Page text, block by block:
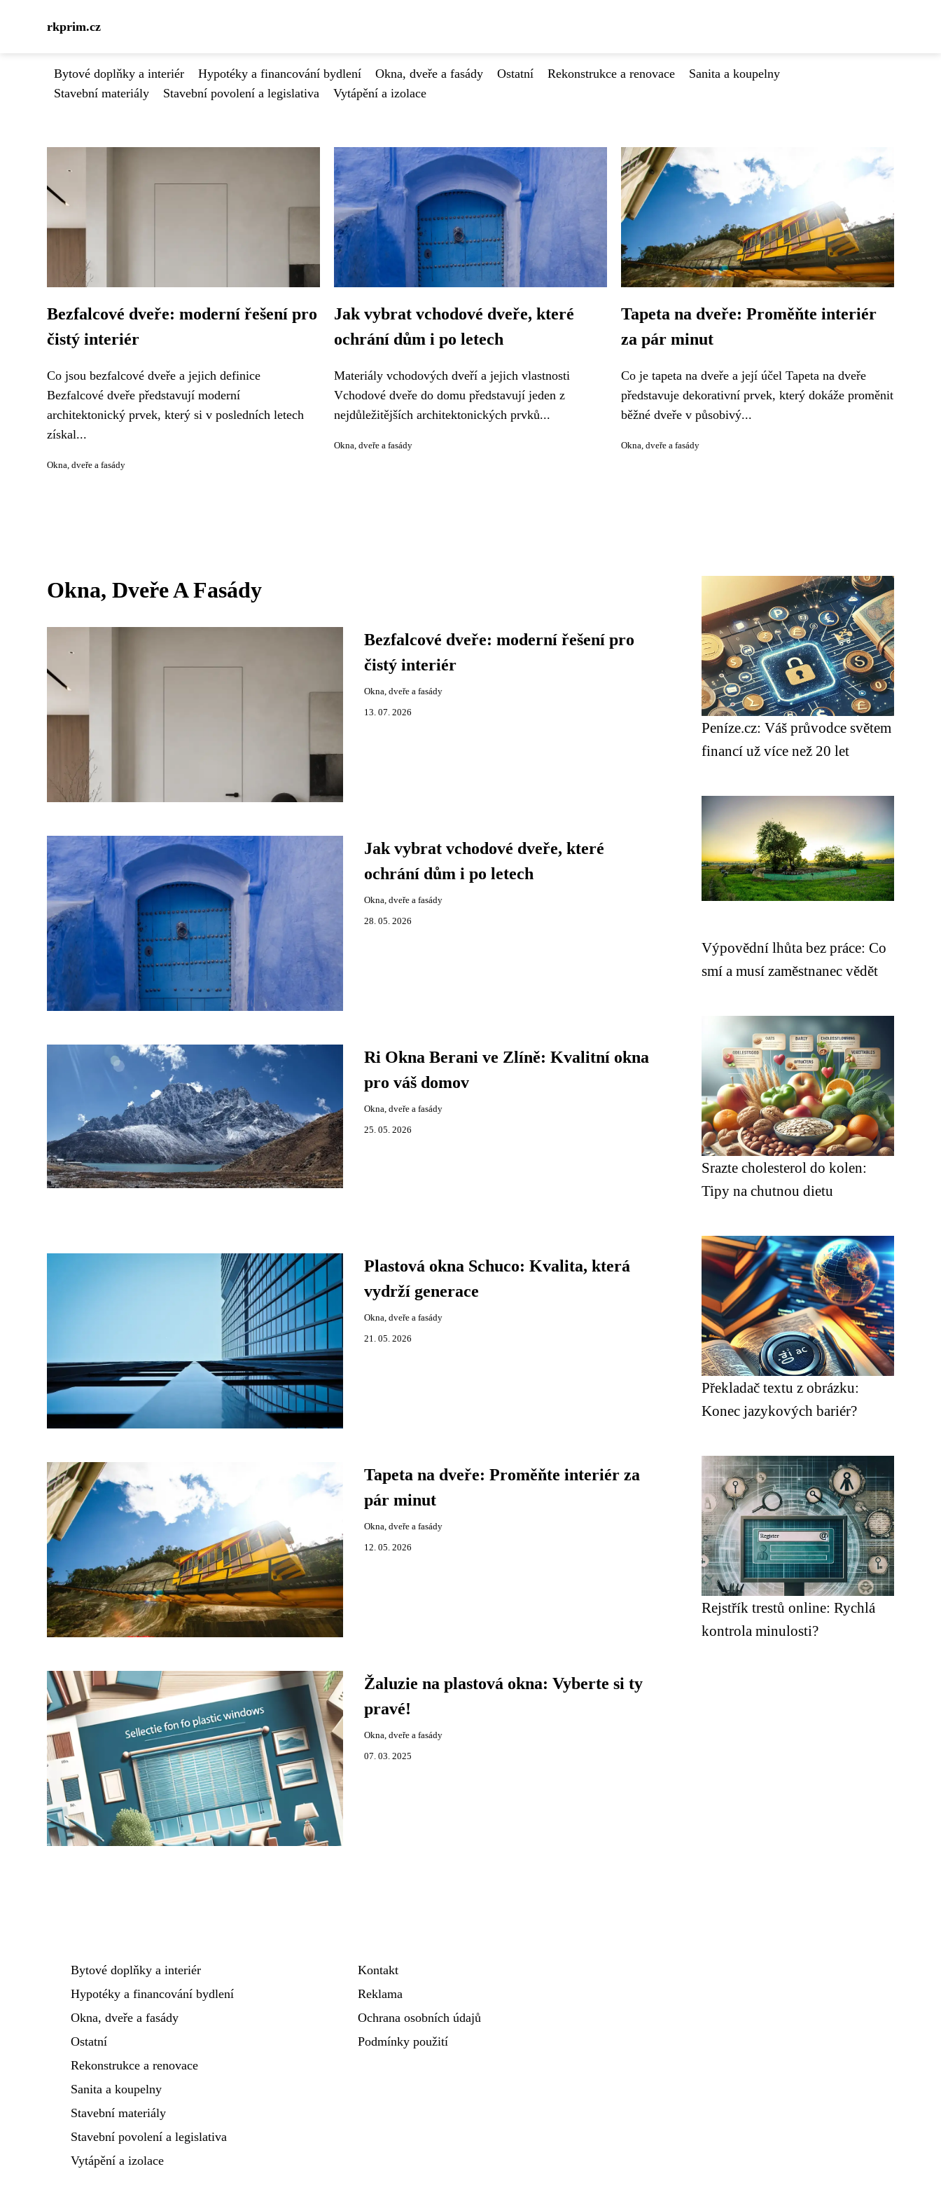
rkprim.cz
Bytové doplňky a interiér Hypotéky a financování bydlení Okna, dveře a fasády Ostatní Rekonstrukce a renovace
Sanita a koupelny
Stavební materiály
Stavební povolení a legislativa Vytápění a izolace
Bezfalcové dveře: moderní řešení pro
čistý interiér
Co jsou bezfalcové dveře a jejich definice
Bezfalcové dveře představují moderní
architektonický prvek, který si v posledních letech
získal...
Okna, dveře a fasády
Jak vybrat vchodové dveře, které
ochrání dům i po letech
Materiály vchodových dveří a jejich vlastnosti
Vchodové dveře do domu představují jeden z
nejdůležitějších architektonických prvků...
Okna, dveře a fasády
Tapeta na dveře: Proměňte interiér
za pár minut
Co je tapeta na dveře a její účel Tapeta na dveře
představuje dekorativní prvek, který dokáže proměnit
běžné dveře v působivý...
Okna, dveře a fasády
Okna, Dveře A Fasády
Bezfalcové dveře: moderní řešení pro
čistý interiér
Okna, dveře a fasády
13. 07. 2026
Jak vybrat vchodové dveře, které
ochrání dům i po letech
Okna, dveře a fasády
28. 05. 2026
Ri Okna Berani ve Zlíně: Kvalitní okna
pro váš domov
Okna, dveře a fasády
25. 05. 2026
Plastová okna Schuco: Kvalita, která
vydrží generace
Okna, dveře a fasády
21. 05. 2026
Tapeta na dveře: Proměňte interiér za
pár minut
Okna, dveře a fasády
12. 05. 2026
Žaluzie na plastová okna: Vyberte si ty
pravé!
Okna, dveře a fasády
07. 03. 2025
Peníze.cz: Váš průvodce světem
financí už více než 20 let
Výpovědní lhůta bez práce: Co
smí a musí zaměstnanec vědět
Srazte cholesterol do kolen:
Tipy na chutnou dietu
Překladač textu z obrázku:
Konec jazykových bariér?
Rejstřík trestů online: Rychlá
kontrola minulosti?
Bytové doplňky a interiér
Hypotéky a financování bydlení
Okna, dveře a fasády
Ostatní
Rekonstrukce a renovace
Sanita a koupelny
Stavební materiály
Stavební povolení a legislativa
Vytápění a izolace
Kontakt
Reklama
Ochrana osobních údajů
Podmínky použití